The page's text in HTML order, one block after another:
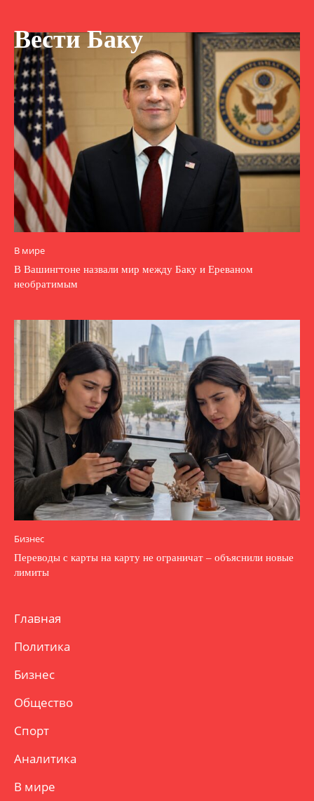
Вести Баку
В мире
В Вашингтоне назвали мир между Баку и Ереваном
необратимым
Бизнес
Переводы с карты на карту не ограничат – объяснили новые
лимиты
Главная
Политика
Бизнес
Общество
Спорт
Аналитика
В мире